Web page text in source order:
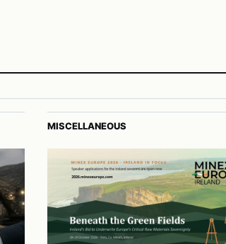
MISCELLANEOUS